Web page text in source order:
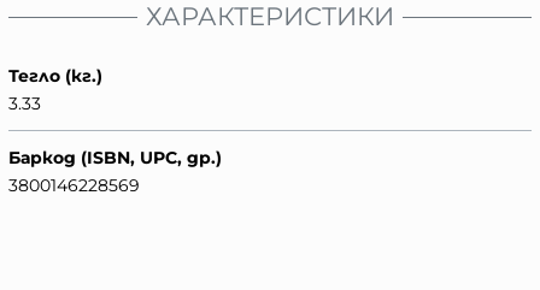
ХАРАКТЕРИСТИКИ
Тегло (кг.)
3.33
Баркод (ISBN, UPC, др.)
3800146228569